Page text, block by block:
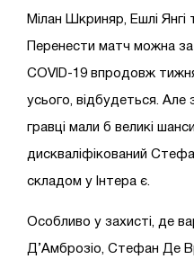
Мілан Шкриняр, Ешлі Янгі
Перенести матч можна
COVID-19 впродовж
усього, відбудеться. Але
гравці мали б великі
дискваліфікований
складом у Інтера є.
Особливо у захисті, де
Д’Амброзіо, Стефан Де